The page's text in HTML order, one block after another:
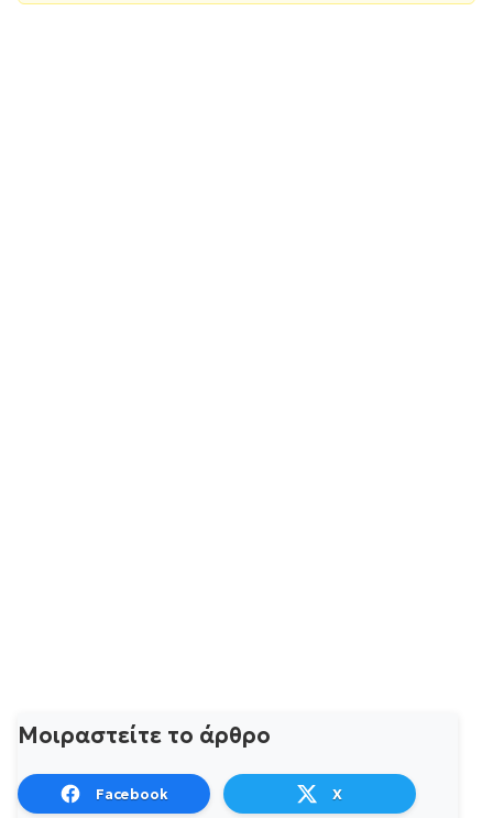
Μοιραστείτε το άρθρο
Facebook X